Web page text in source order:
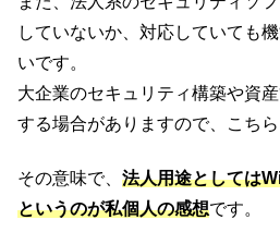
していないか、対応していても
いです。
大企業のセキュリティ構築や資
する場合がありますので、こちら
その意味で、 法人用途としては
というのが私個人の感想です。